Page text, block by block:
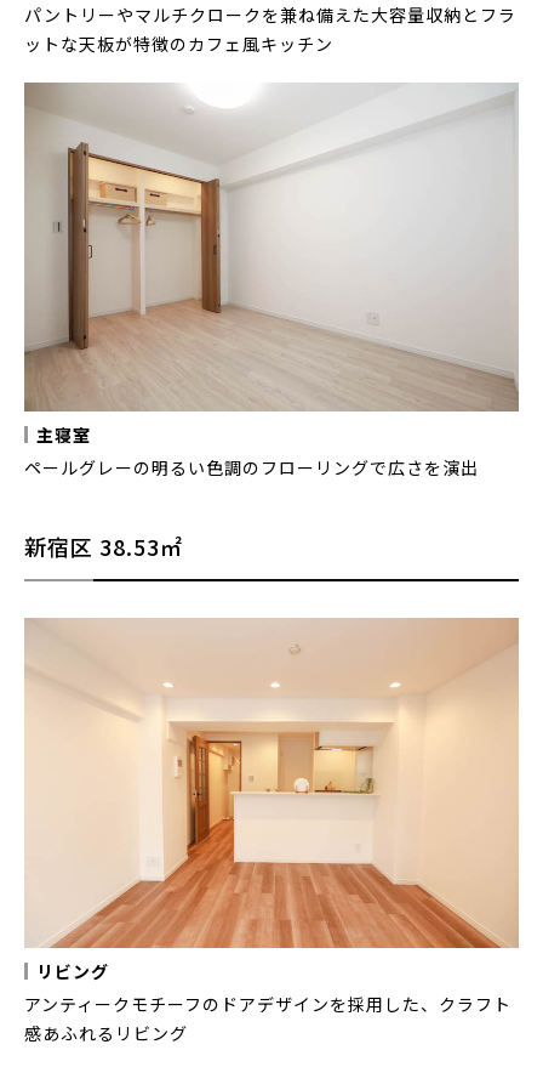
パントリーやマルチクロークを兼ね備えた大容量収納とフラ
ットな天板が特徴のカフェ風キッチン
主寝室
ペールグレーの明るい色調のフローリングで広さを演出
新宿区 38.53㎡
リビング
アンティークモチーフのドアデザインを採用した、クラフト
感あふれるリビング